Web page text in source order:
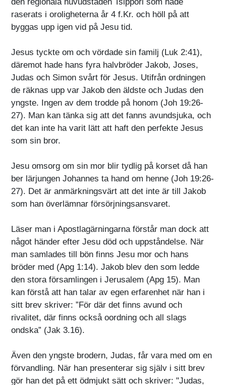
raserats i oroligheterna år 4 f.Kr. och höll på att
byggas upp igen vid på Jesu tid.
Jesus tyckte om och vördade sin familj (Luk 2:41),
däremot hade hans fyra halvbröder Jakob, Joses,
Judas och Simon svårt för Jesus. Utifrån ordningen
de räknas upp var Jakob den äldste och Judas den
yngste. Ingen av dem trodde på honom (Joh 19:26-
27). Man kan tänka sig att det fanns avundsjuka, och
det kan inte ha varit lätt att haft den perfekte Jesus
som sin bror.
Jesu omsorg om sin mor blir tydlig på korset då han
ber lärjungen Johannes ta hand om henne (Joh 19:26-
27). Det är anmärkningsvärt att det inte är till Jakob
som han överlämnar försörjningsansvaret.
Läser man i Apostlagärningarna förstår man dock att
något händer efter Jesu död och uppståndelse. När
man samlades till bön finns Jesu mor och hans
bröder med (Apg 1:14). Jakob blev den som ledde
den stora församlingen i Jerusalem (Apg 15). Man
kan förstå att han talar av egen erfarenhet när han i
sitt brev skriver: ”För där det finns avund och
rivalitet, där finns också oordning och all slags
ondska” (Jak 3.16).
Även den yngste brodern, Judas, får vara med om en
förvandling. När han presenterar sig själv i sitt brev
gör han det på ett ödmjukt sätt och skriver: "Judas,